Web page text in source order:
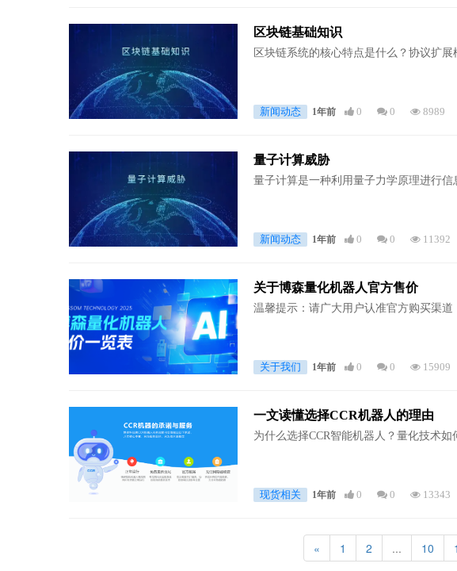
区块链基础知识
区块链系统的核心特点是什么？协议扩
新闻动态 1年前 0 0 8989
量子计算威胁
量子计算是一种利用量子力学原理进行信
新闻动态 1年前 0 0 11392
关于博森量化机器人官方售价
温馨提示：请广大用户认准官方购买渠道
关于我们 1年前 0 0 15909
一文读懂选择CCR机器人的理由
为什么选择CCR智能机器人？量化技术
现货相关 1年前 0 0 13343
« 1 2 ... 10